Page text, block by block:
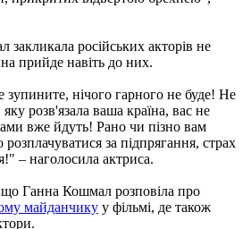
російських акторів не
прийде навіть до них.
нічого гарного не буде! Не
розв'язала ваша країна, вас не
вже йдуть! Рано чи пізно вам
за підпрягання, страх
– наголосила актриса.
Ганна Кошмал розповіла про
майданчику у фільмі, де також